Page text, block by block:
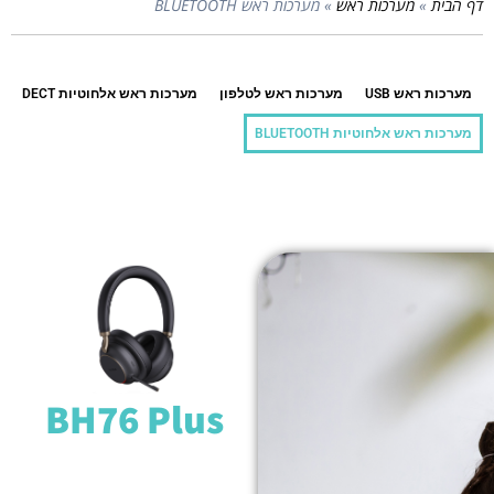
דף הבית» מערכות ראש » מערכות ראש BLUETOOTH​
מערכות ראש USB מערכות ראש לטלפון מערכות ראש אלחוטיות DECT
מערכות ראש אלחוטיות BLUETOOTH​
BH76 Plus